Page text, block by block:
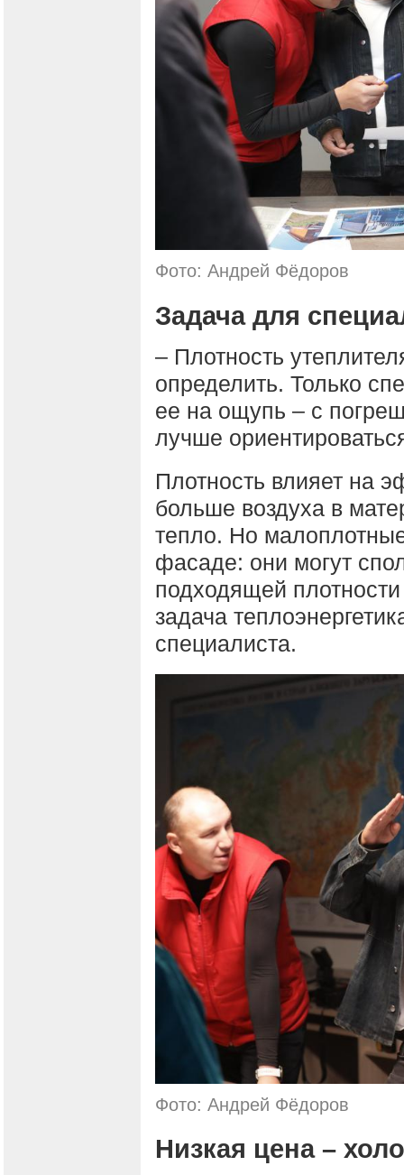
Фото: Андрей Фёдоров
Задача для
– Плотность
определить. Только
ее на ощупь – с
лучше
Плотность влияет на
больше воздуха в
тепло. Но
фасаде: они могут
подходящей
задача
специалиста.
Фото: Андрей Фёдоров
Низкая цена –